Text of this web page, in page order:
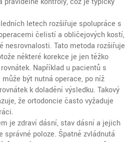
letech rozšiřuje spolupráce s
čelistí a obličejových kostí,
nesrovnalosti. Tato metoda rozšiřuje
některé korekce je jen těžko
Například u pacientů s
být nutná operace, po níž
k doladění výsledku. Takový
že ortodoncie často vyžaduje
je zdraví dásní, stav dásní a jejich
správné poloze. Špatně zvládnutá